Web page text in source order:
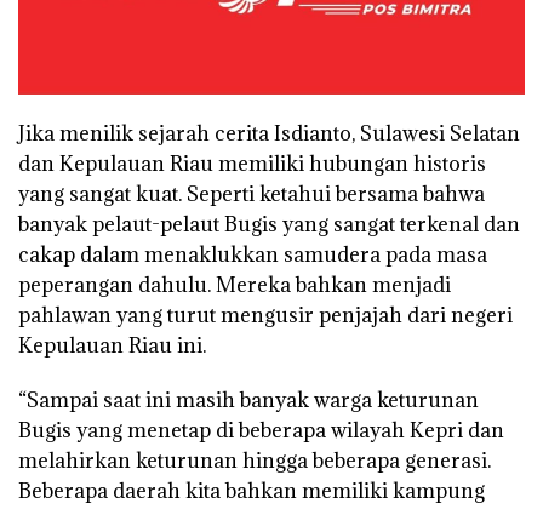
Jika menilik sejarah cerita Isdianto, Sulawesi Selatan
dan Kepulauan Riau memiliki hubungan historis
yang sangat kuat. Seperti ketahui bersama bahwa
banyak pelaut-pelaut Bugis yang sangat terkenal dan
cakap dalam menaklukkan samudera pada masa
peperangan dahulu. Mereka bahkan menjadi
pahlawan yang turut mengusir penjajah dari negeri
Kepulauan Riau ini.
“Sampai saat ini masih banyak warga keturunan
Bugis yang menetap di beberapa wilayah Kepri dan
melahirkan keturunan hingga beberapa generasi.
Beberapa daerah kita bahkan memiliki kampung